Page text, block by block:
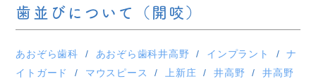
歯並びについて（開咬）
あおぞら歯科 あおぞら歯科井高野 インプラント
ナ
イトガード
マウスピース 上新庄 井高野
井高野